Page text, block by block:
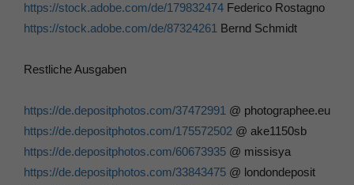
https://stock.adobe.com/de/179832474 Federico Rostagno
https://stock.adobe.com/de/87324261 Bernd Schmidt
Restliche Ausgaben
https://de.depositphotos.com/37472991 @ photographee.eu
https://de.depositphotos.com/175572502 @ ake1150sb
https://de.depositphotos.com/60673935 @ missisya
https://de.depositphotos.com/33843475 @ londondeposit